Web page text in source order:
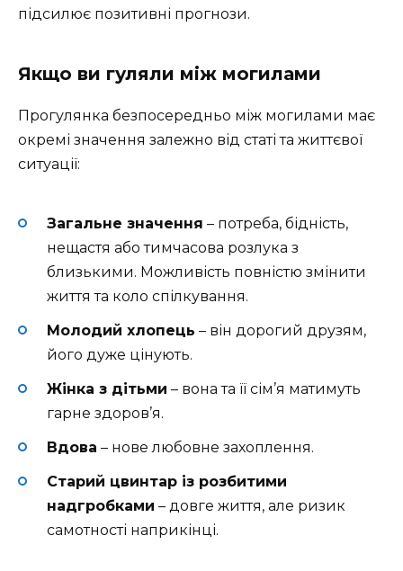
підсилює позитивні прогнози.
Якщо ви гуляли між могилами
Прогулянка безпосередньо між могилами має
окремі значення залежно від статі та життєвої
ситуації:
Загальне значення – потреба, бідність,
нещастя або тимчасова розлука з
близькими. Можливість повністю змінити
життя та коло спілкування.
Молодий хлопець – він дорогий друзям,
його дуже цінують.
Жінка з дітьми – вона та її сім’я матимуть
гарне здоров’я.
Вдова – нове любовне захоплення.
Старий цвинтар із розбитими
надгробками – довге життя, але ризик
самотності наприкінці.